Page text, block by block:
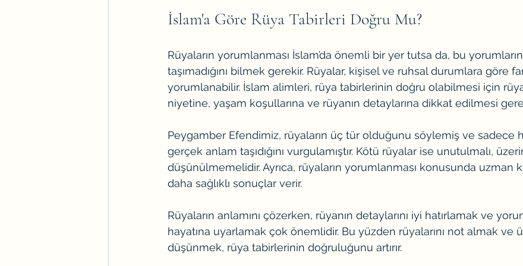
İslam'a Göre Rüya Tabirleri Doğru Mu?
Rüyaların yorumlanması İslam’da önemli bir yer tutsa da, bu
taşımadığını bilmek gerekir. Rüyalar, kişisel ve ruhsal durumlara göre
yorumlanabilir. İslam alimleri, rüya tabirlerinin doğru olabilmesi için
niyetine, yaşam koşullarına ve rüyanın detaylarına dikkat edilmesi
Peygamber Efendimiz, rüyaların üç tür olduğunu söylemiş ve sadece
gerçek anlam taşıdığını vurgulamıştır. Kötü rüyalar ise unutulmalı,
düşünülmemelidir. Ayrıca, rüyaların yorumlanması konusunda uzman
daha sağlıklı sonuçlar verir.
Rüyaların anlamını çözerken, rüyanın detaylarını iyi hatırlamak ve
hayatına uyarlamak çok önemlidir. Bu yüzden rüyalarını not almak ve
düşünmek, rüya tabirlerinin doğruluğunu artırır.